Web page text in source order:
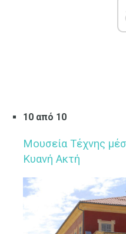
10 από 10
Μουσεία Τέχνης
Κυανή Ακτή